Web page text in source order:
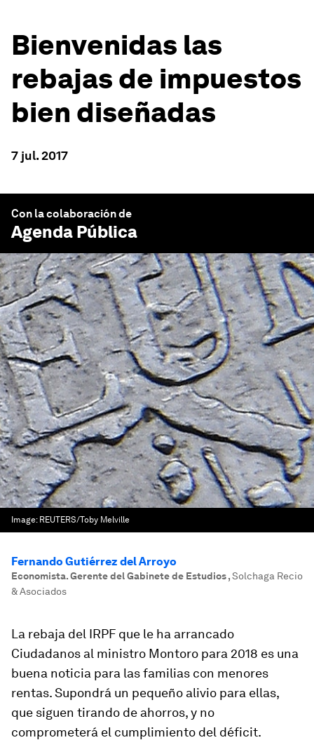
Bienvenidas las
rebajas de impuestos
bien diseñadas
7 jul. 2017
Con la colaboración de
Agenda Pública
Image: REUTERS/Toby Melville
Fernando Gutiérrez del Arroyo
Economista. Gerente del Gabinete de Estudios,Solchaga Recio
& Asociados
La rebaja del IRPF que le ha arrancado
Ciudadanos al ministro Montoro para 2018 es una
buena noticia para las familias con menores
rentas. Supondrá un pequeño alivio para ellas,
que siguen tirando de ahorros, y no
comprometerá el cumplimiento del déficit.